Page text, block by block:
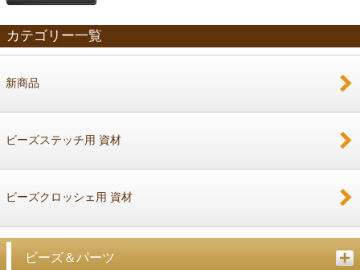
カテゴリー一覧
新商品
ビーズステッチ用 資材
ビーズクロッシェ用 資材
ビーズ＆パーツ